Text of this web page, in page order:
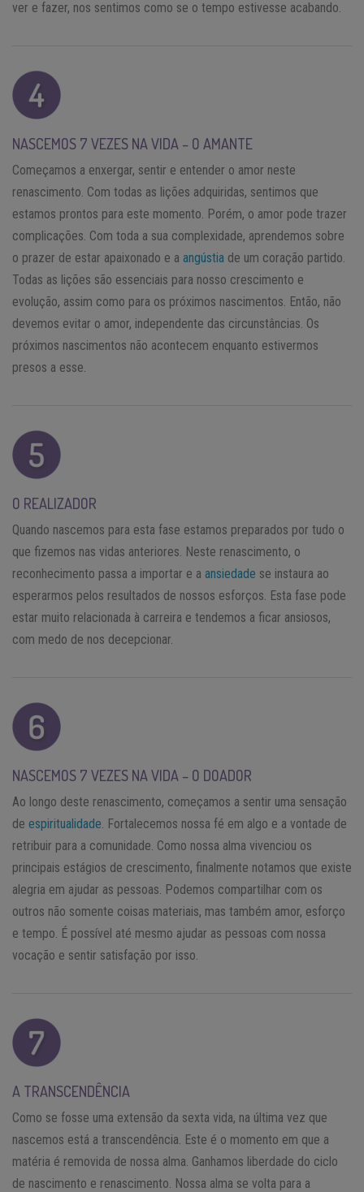
ver e fazer, nos sentimos como se o tempo estivesse acabando.
NASCEMOS 7 VEZES NA VIDA – O AMANTE
Começamos a enxergar, sentir e entender o amor neste
renascimento. Com todas as lições adquiridas, sentimos que
estamos prontos para este momento. Porém, o amor pode trazer
complicações. Com toda a sua complexidade, aprendemos sobre
o prazer de estar apaixonado e a angústia de um coração partido.
Todas as lições são essenciais para nosso crescimento e
evolução, assim como para os próximos nascimentos. Então, não
devemos evitar o amor, independente das circunstâncias. Os
próximos nascimentos não acontecem enquanto estivermos
presos a esse.
O REALIZADOR
Quando nascemos para esta fase estamos preparados por tudo o
que fizemos nas vidas anteriores. Neste renascimento, o
reconhecimento passa a importar e a ansiedade se instaura ao
esperarmos pelos resultados de nossos esforços. Esta fase pode
estar muito relacionada à carreira e tendemos a ficar ansiosos,
com medo de nos decepcionar.
NASCEMOS 7 VEZES NA VIDA – O DOADOR
Ao longo deste renascimento, começamos a sentir uma sensação
de espiritualidade . Fortalecemos nossa fé em algo e a vontade de
retribuir para a comunidade. Como nossa alma vivenciou os
principais estágios de crescimento, finalmente notamos que existe
alegria em ajudar as pessoas. Podemos compartilhar com os
outros não somente coisas materiais, mas também amor, esforço
e tempo. É possível até mesmo ajudar as pessoas com nossa
vocação e sentir satisfação por isso.
A TRANSCENDÊNCIA
Como se fosse uma extensão da sexta vida, na última vez que
nascemos está a transcendência. Este é o momento em que a
matéria é removida de nossa alma. Ganhamos liberdade do ciclo
de nascimento e renascimento. Nossa alma se volta para a